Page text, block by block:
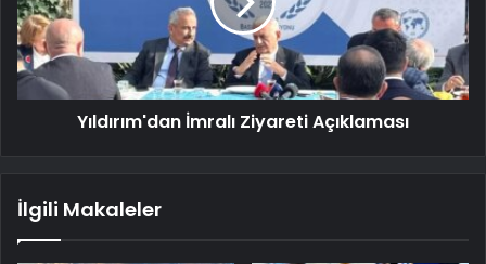
Yıldırım'dan İmralı Ziyareti Açıklaması
İlgili Makaleler